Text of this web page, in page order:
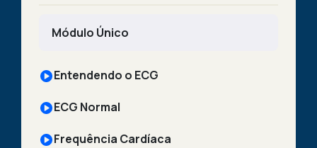
Módulo Único
Entendendo o ECG
ECG Normal
Frequência Cardíaca